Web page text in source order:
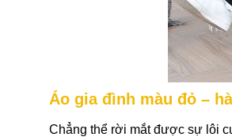
Áo gia đình màu đỏ –
Chẳng thể rời mắt được sự lôi